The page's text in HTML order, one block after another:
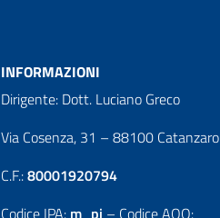
INFORMAZIONI
Dirigente: Dott. Luciano Greco
Via Cosenza, 31 – 88100 Catanzaro
C.F.:80001920794
Codice IPA: m_pi – Codice AOO: